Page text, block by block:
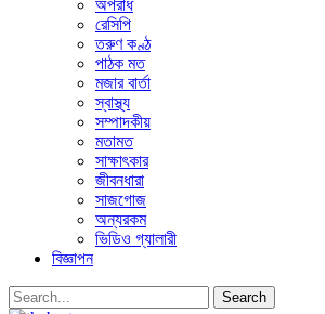
অপরাধ
রেসিপি
তরুণ কণ্ঠ
পাঠক মত
মজার বার্তা
স্বাস্থ্য
সম্পাদকীয়
মতামত
সাক্ষাৎকার
জীবনধারা
সাজগোজ
অন্যরকম
ভিডিও গ্যালারী
বিজ্ঞাপন